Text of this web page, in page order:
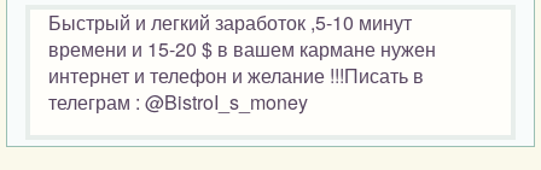
Быстрый и легкий заработок ,5-10 минут
времени и 15-20 $ в вашем кармане нужен
интернет и телефон и желание !!!Писать в
телеграм : @BistroI_s_money